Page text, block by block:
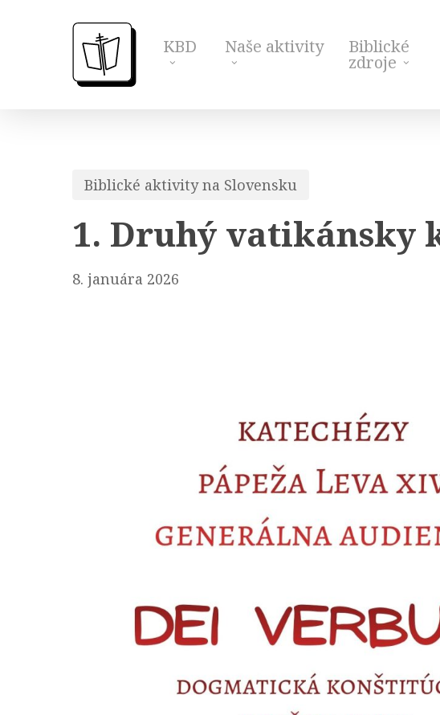
KBD Naše aktivity Biblické
zdroje
Biblické aktivity na Slovensku
1. Druhý vatikánsky
8. januára 2026